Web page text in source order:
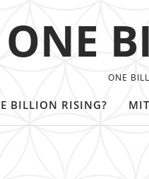
ONE
ONE
BILLION RISING?